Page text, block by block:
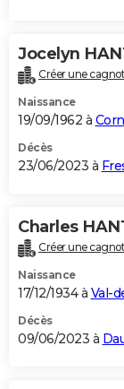
Jocelyn
Créer une
Naissance
19/09/1962 à
Décès
23/06/2023 à
Charles
Créer une
Naissance
17/12/1934 à Val-
Décès
09/06/2023 à